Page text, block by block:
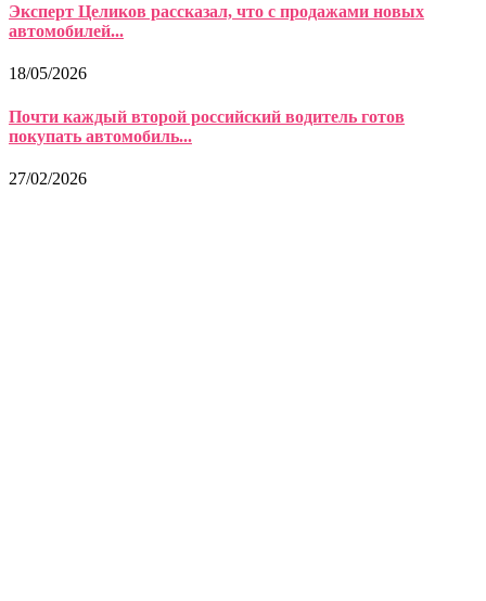
Эксперт Целиков рассказал, что с продажами новых
автомобилей...
18/05/2026
Почти каждый второй российский водитель готов
покупать автомобиль...
27/02/2026